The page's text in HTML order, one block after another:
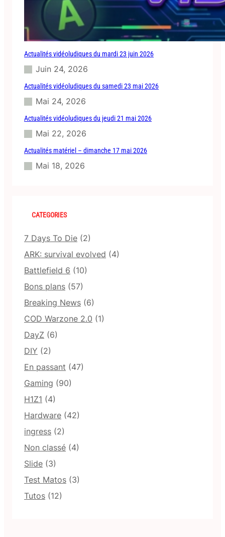
g
r
u
i
t
Actualités vidéoludiques du mardi 23 juin 2026
Juin 24, 2026
Actualités vidéoludiques du samedi 23 mai 2026
Mai 24, 2026
Actualités vidéoludiques du jeudi 21 mai 2026
Mai 22, 2026
Actualités matériel – dimanche 17 mai 2026
Mai 18, 2026
CATEGORIES
7 Days To Die (2)
ARK: survival evolved (4)
Battlefield 6 (10)
Bons plans (57)
Breaking News (6)
COD Warzone 2.0 (1)
DayZ (6)
DIY (2)
En passant (47)
Gaming (90)
H1Z1 (4)
Hardware (42)
ingress (2)
Non classé (4)
Slide (3)
Test Matos (3)
Tutos (12)